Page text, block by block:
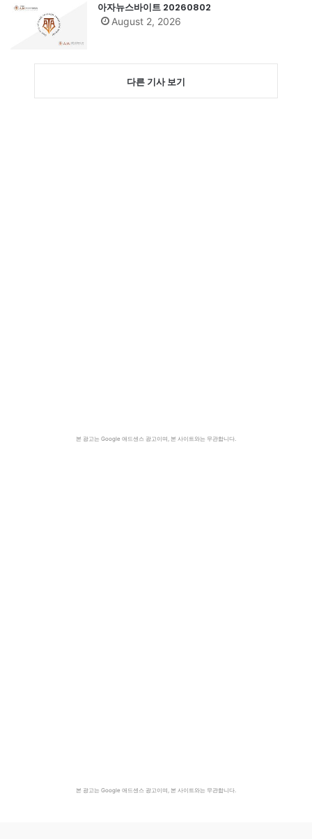
아자뉴스바이트 20260802
August 2, 2026
다른 기사 보기
본 광고는 Google 애드센스 광고이며, 본 사이트와는 무관합니다.
본 광고는 Google 애드센스 광고이며, 본 사이트와는 무관합니다.